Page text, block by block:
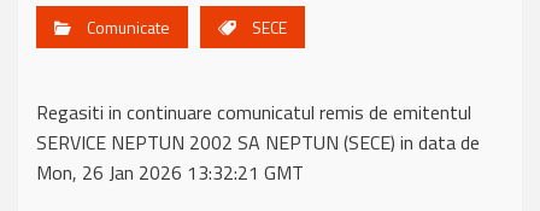
Comunicate SECE
Regasiti in continuare comunicatul remis de emitentul
SERVICE NEPTUN 2002 SA NEPTUN (SECE) in data de
Mon, 26 Jan 2026 13:32:21 GMT